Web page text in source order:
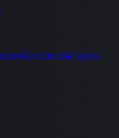
ContactoArtigos